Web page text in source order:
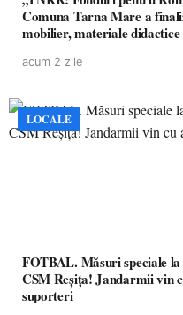
Comuna Tarna Mare a
mobilier, materiale
acum 2 zile
LOCALE
FOTBAL. Măsuri speciale
CSM Reșița! Jandarmii vin
suporteri